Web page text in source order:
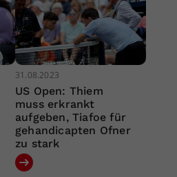
31.08.2023
US Open: Thiem
muss erkrankt
aufgeben, Tiafoe für
gehandicapten Ofner
zu stark